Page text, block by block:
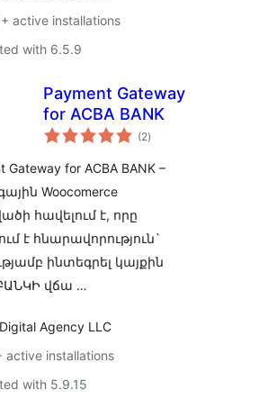
active installations
with 6.5.9
Payment Gateway
for ACBA BANK
(2total
ratings
)
Gateway for ACBA BANK –
Woocomerce
հավելում է, որը
է հնարավորություն`
ինտեգրել կայքին
վճա …
Agency LLC
active installations
with 5.9.15